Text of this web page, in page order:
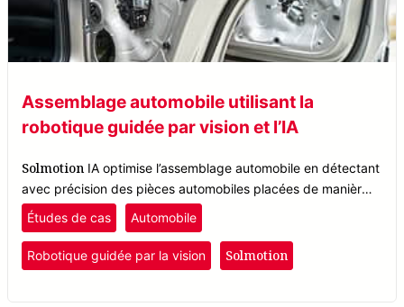
Assemblage automobile utilisant la
robotique guidée par vision et l’IA
Solmotion IA optimise l’assemblage automobile en détectant
avec précision des pièces automobiles placées de manière
aléatoire, quelle que soit leur orientation, grâce à la robotique
guidée par vision.
Études de cas Automobile
Robotique guidée par la vision Solmotion